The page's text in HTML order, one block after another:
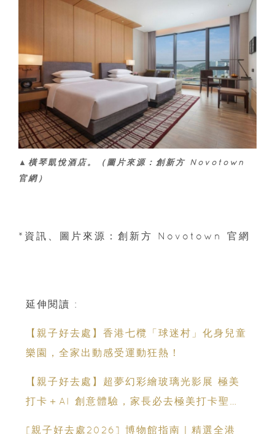
▲橫琴凱悅酒店。（圖片來源：創新方 Novotown
官網）
*資訊、圖片來源：創新方 Novotown 官網
延伸閱讀 :
【親子好去處】香港七欖「球迷村」化身兒童
樂園，全家出動感受運動狂熱！
【親子好去處】超夢幻彩繪玻璃光影展 極美
打卡＋AI 創意體驗，家長必去極美打卡聖
[親子好去處2026] 博物館指南｜精選全港